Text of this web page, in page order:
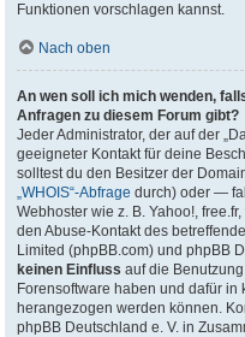
Funktionen vorschlagen kannst.
Nach oben
An wen soll ich mich wenden,
Anfragen zu diesem Forum gibt?
Jeder Administrator, der auf der
geeigneter Kontakt für deine
solltest du den Besitzer der
„WHOIS“-Abfrage durch) oder —
Webhoster wie z. B. Yahoo!,
den Abuse-Kontakt des
Limited (phpBB.com) und phpBB
keinen Einfluss auf die
Forensoftware haben und dafür in
herangezogen werden können.
phpBB Deutschland e. V. in